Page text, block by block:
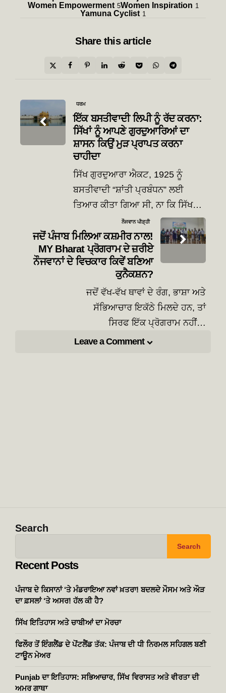
Women Empowerment 5Women Inspiration 1
Yamuna Cyclist 1
Share this article
Post
navigation
ਧਰਮ
ਇੱਕ ਬਸਤੀਵਾਦੀ ਲਿਪੀ ਨੂੰ ਰੱਦ ਕਰਨਾ:
ਸਿੱਖਾਂ ਨੂੰ ਆਪਣੇ ਗੁਰਦੁਆਰਿਆਂ ਦਾ
ਸ਼ਾਸਨ ਕਿਉਂ ਮੁੜ ਪ੍ਰਾਪਤ ਕਰਨਾ
ਚਾਹੀਦਾ
ਸਿੱਖ ਗੁਰਦੁਆਰਾ ਐਕਟ, 1925 ਨੂੰ
ਬਸਤੀਵਾਦੀ “ਸ਼ਾਂਤੀ ਪ੍ਰਬੰਧਨ” ਲਈ
ਤਿਆਰ ਕੀਤਾ ਗਿਆ ਸੀ, ਨਾ ਕਿ ਸਿੱਖ…
ਨੌਜਵਾਨ ਪੀੜ੍ਹੀ
ਜਦੋਂ ਪੰਜਾਬ ਮਿਲਿਆ ਕਸ਼ਮੀਰ ਨਾਲ!
MY Bharat ਪ੍ਰੋਗਰਾਮ ਦੇ ਜ਼ਰੀਏ
ਨੌਜਵਾਨਾਂ ਦੇ ਵਿਚਕਾਰ ਕਿਵੇਂ ਬਣਿਆ
ਕੁਨੈਕਸ਼ਨ?
ਜਦੋਂ ਵੱਖ-ਵੱਖ ਥਾਵਾਂ ਦੇ ਰੰਗ, ਭਾਸ਼ਾ ਅਤੇ
ਸੱਭਿਆਚਾਰ ਇਕੱਠੇ ਮਿਲਦੇ ਹਨ, ਤਾਂ
ਸਿਰਫ ਇੱਕ ਪ੍ਰੋਗਰਾਮ ਨਹੀਂ…
Leave a Comment
Search
Search
Recent Posts
ਪੰਜਾਬ ਦੇ ਕਿਸਾਨਾਂ ‘ਤੇ ਮੰਡਰਾਇਆ ਨਵਾਂ ਖ਼ਤਰਾ! ਬਦਲਦੇ ਮੌਸਮ ਅਤੇ ਔੜ
ਦਾ ਫ਼ਸਲਾਂ ‘ਤੇ ਅਸਰ! ਹੱਲ ਕੀ ਹੈ?
ਸਿੱਖ ਇਤਿਹਾਸ ਅਤੇ ਚਾਬੀਆਂ ਦਾ ਮੋਰਚਾ
ਫਿਲੌਰ ਤੋਂ ਇੰਗਲੈਂਡ ਦੇ ਪੋਂਟਲੈਂਡ ਤੱਕ: ਪੰਜਾਬ ਦੀ ਧੀ ਨਿਰਮਲ ਸਹਿਗਲ ਬਣੀ
ਟਾਊਨ ਮੇਅਰ
Punjab ਦਾ ਇਤਿਹਾਸ: ਸਭਿਆਚਾਰ, ਸਿੱਖ ਵਿਰਾਸਤ ਅਤੇ ਵੀਰਤਾ ਦੀ
ਅਮਰ ਗਾਥਾ